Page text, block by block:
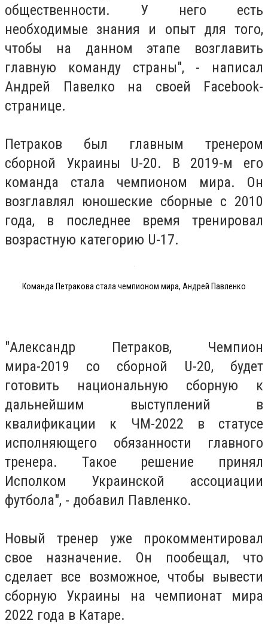
общественности. У него есть
необходимые знания и опыт для того,
чтобы на данном этапе возглавить
главную команду страны", - написал
Андрей Павелко на своей Facebook-
странице.
Петраков был главным тренером
сборной Украины U-20. В 2019-м его
команда стала чемпионом мира. Он
возглавлял юношеские сборные с 2010
года, в последнее время тренировал
возрастную категорию U-17.
Команда Петракова стала чемпионом мира, Андрей Павленко
"Александр Петраков, Чемпион
мира-2019 со сборной U-20, будет
готовить национальную сборную к
дальнейшим выступлений в
квалификации к ЧМ-2022 в статусе
исполняющего обязанности главного
тренера. Такое решение принял
Исполком Украинской ассоциации
футбола", - добавил Павленко.
Новый тренер уже прокомментировал
свое назначение. Он пообещал, что
сделает все возможное, чтобы вывести
сборную Украины на чемпионат мира
2022 года в Катаре.